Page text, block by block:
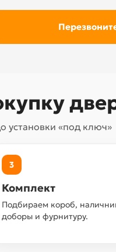
установки «под ключ»
3
Комплект
Подбираем короб,
доборы и фурнитуру.